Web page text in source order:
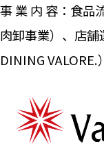
事 業 内 容：食品
肉卸事業）、店舗
DINING VALORE.）